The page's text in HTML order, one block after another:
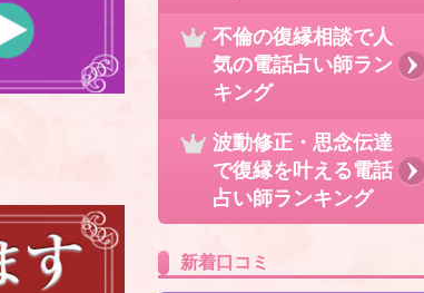
不倫の復縁相談で人
気の電話占い師ラン
キング
波動修正・思念伝達
で復縁を叶える電話
占い師ランキング
新着口コミ